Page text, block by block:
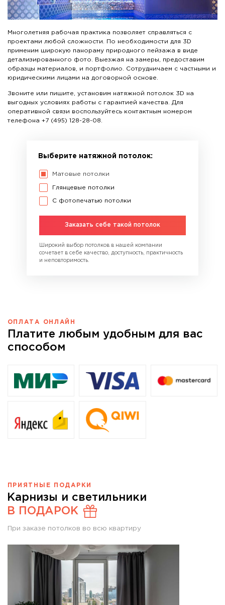
Многолетняя рабочая практика позволяет справляться с
проектами любой сложности. По необходимости для 3D
применим широкую панораму природного пейзажа в виде
детализированного фото. Выезжая на замеры, предоставим
образцы материалов, и портфолио. Сотрудничаем с частными и
юридическими лицами на договорной основе.
Звоните или пишите, установим натяжной потолок 3D на
выгодных условиях работы с гарантией качества. Для
оперативной связи воспользуйтесь контактным номером
телефона +7 (495) 128-28-08.
Выберите натяжной потолок:
Матовые потолки
Глянцевые потолки
С фотопечатью потолки
Заказать себе такой потолок
Широкий выбор потолков в нашей компании
сочетает в себе качество, доступность, практичность
и неповторимость.
ОПЛАТА ОНЛАЙН
Платите любым удобным для вас
способом
ПРИЯТНЫЕ ПОДАРКИ
Карнизы и светильники
В ПОДАРОК
При заказе потолков во всю квартиру